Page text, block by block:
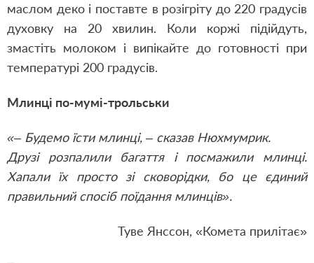
маслом деко і поставте в розігріту до 220 градусів
духовку на 20 хвилин. Коли коржі підійдуть,
змастіть молоком і випікайте до готовності при
температурі 200 градусів.
Млинці по-мумі-трольськи
«– Будемо їсти млинці, – сказав Нюхмумрик.
Друзі розпалили багаття і посмажили млинці.
Хапали їх просто зі сковорідки, бо це єдиний
правильний спосіб поїдання млинців».
Туве Янссон, «Комета прилітає»